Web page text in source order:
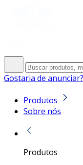
Gostaria de anunciar?
Produtos
Sobre nós
Produtos